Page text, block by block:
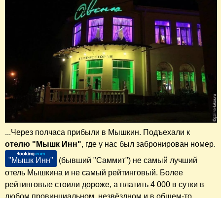
...Через полчаса прибыли в Мышкин. Подъехали к
отелю "Мышк Инн", где у нас был забронирован номер.
"Мышк Инн"
(бывший "Саммит") не самый лучший
отель Мышкина и не самый рейтинговый. Более
рейтинговые стоили дороже, а платить 4 000 в сутки в